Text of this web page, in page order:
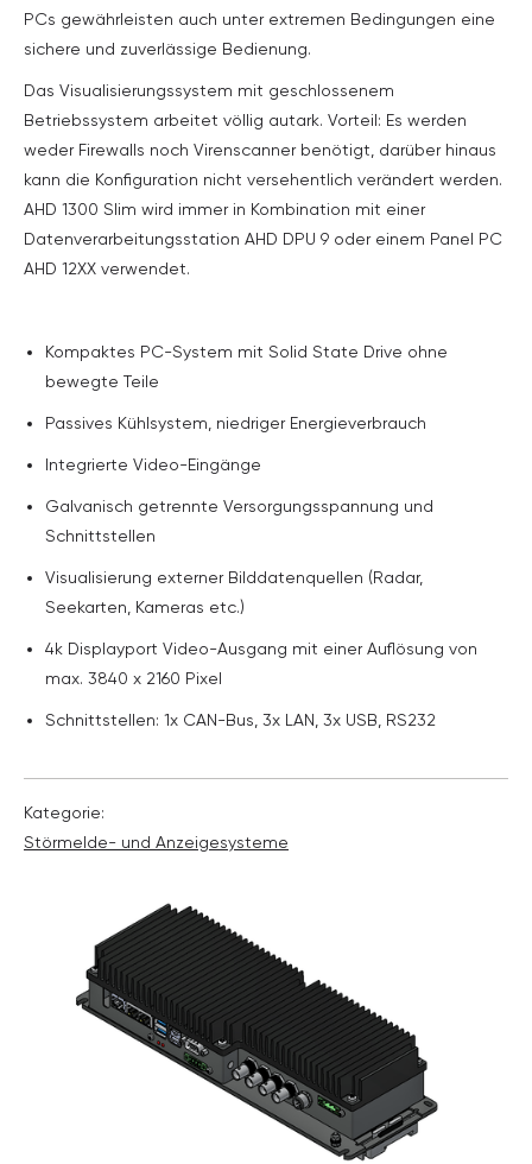
PCs gewährleisten auch unter extremen Bedingungen eine
sichere und zuverlässige Bedienung.
Das Visualisierungssystem mit geschlossenem
Betriebssystem arbeitet völlig autark. Vorteil: Es werden
weder Firewalls noch Virenscanner benötigt, darüber hinaus
kann die Konfiguration nicht versehentlich verändert werden.
AHD 1300 Slim wird immer in Kombination mit einer
Datenverarbeitungsstation AHD DPU 9 oder einem Panel PC
AHD 12XX verwendet.
Kompaktes PC-System mit Solid State Drive ohne
bewegte Teile
Passives Kühlsystem, niedriger Energieverbrauch
Integrierte Video-Eingänge
Galvanisch getrennte Versorgungsspannung und
Schnittstellen
Visualisierung externer Bilddatenquellen (Radar,
Seekarten, Kameras etc.)
4k Displayport Video-Ausgang mit einer Auflösung von
max. 3840 x 2160 Pixel
Schnittstellen: 1x CAN-Bus, 3x LAN, 3x USB, RS232
Kategorie:
Störmelde- und Anzeige­systeme